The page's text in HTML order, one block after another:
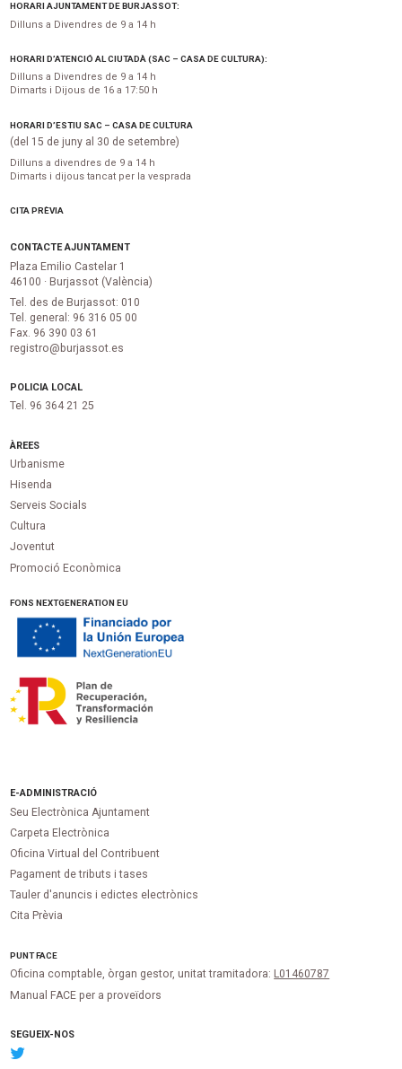
HORARI AJUNTAMENT DE BURJASSOT:
Dilluns a Divendres de 9 a 14 h
HORARI D’ATENCIÓ AL CIUTADÀ (SAC – CASA DE CULTURA):
Dilluns a Divendres de 9 a 14 h
Dimarts i Dijous de 16 a 17:50 h
HORARI D’ESTIU SAC – CASA DE CULTURA
(del 15 de juny al 30 de setembre)
Dilluns a divendres de 9 a 14 h
Dimarts i dijous tancat per la vesprada
CITA PRÈVIA
CONTACTE AJUNTAMENT
Plaza Emilio Castelar 1
46100 · Burjassot (València)
Tel. des de Burjassot: 010
Tel. general: 96 316 05 00
Fax. 96 390 03 61
registro@burjassot.es
POLICIA LOCAL
Tel. 96 364 21 25
ÀREES
Urbanisme
Hisenda
Serveis Socials
Cultura
Joventut
Promoció Econòmica
FONS NEXTGENERATION EU
E-ADMINISTRACIÓ
Seu Electrònica Ajuntament
Carpeta Electrònica
Oficina Virtual del Contribuent
Pagament de tributs i tases
Tauler d'anuncis i edictes electrònics
Cita Prèvia
PUNTFACE
Oficina comptable, òrgan gestor, unitat tramitadora: L01460787
Manual FACE per a proveïdors
SEGUEIX-NOS